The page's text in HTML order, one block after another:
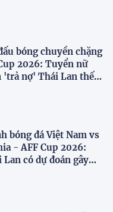
bóng chuyền chặng
2026: Tuyển nữ
'trả nợ' Thái Lan thế
bóng đá Việt Nam vs
- AFF Cup 2026:
Lan có dự đoán gây